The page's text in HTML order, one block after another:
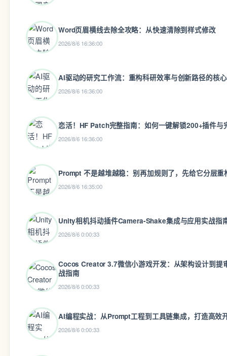
Word页眉横线去除全攻略：从快速清除到样式修改
2026/8/6 16:36:00
AI驱动的研究工作流：重构科研效率与创新路径的核
2026/8/6 16:36:00
恋活！HF Patch完整指南：如何一键解锁200+插件与
2026/8/6 16:36:00
Prompt 不是越堆越稳：别再加规则了，先给它分层重
2026/8/6 16:35:00
Unity相机抖动插件Camera-Shake集成与应用实战指
2026/8/6 0:00:33
Cocos Creator 3.7微信小游戏开发：从架构设计到提
战指南
2026/8/6 0:00:33
AI编程实战：从Prompt工程到工具链集成，打造高效
2026/8/6 0:00:33